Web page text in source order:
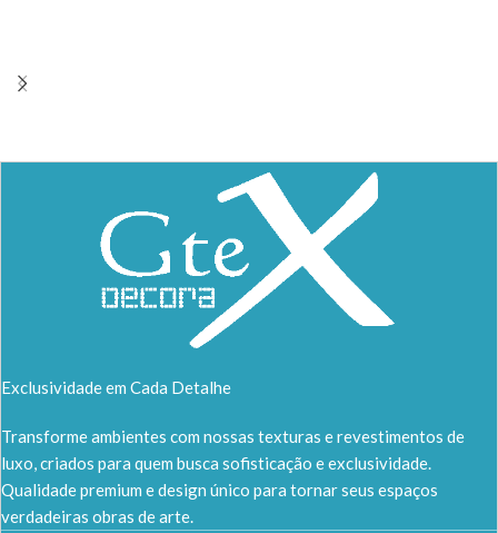
Exclusividade em Cada Detalhe
Transforme ambientes com nossas texturas e revestimentos de
luxo, criados para quem busca sofisticação e exclusividade.
Qualidade premium e design único para tornar seus espaços
verdadeiras obras de arte.